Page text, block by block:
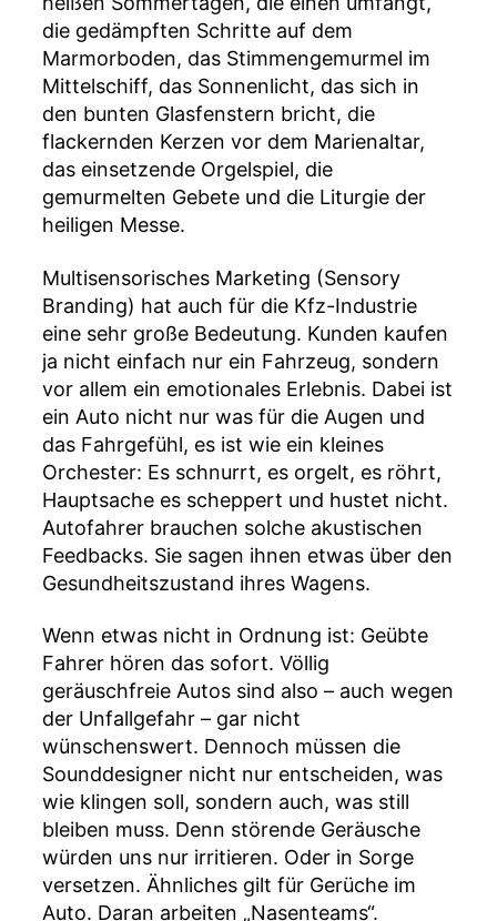
die gedämpften Schritte auf dem
Marmorboden, das Stimmengemurmel im
Mittelschiff, das Sonnenlicht, das sich in
den bunten Glasfenstern bricht, die
flackernden Kerzen vor dem Marienaltar,
das einsetzende Orgelspiel, die
gemurmelten Gebete und die Liturgie der
heiligen Messe.
Multisensorisches Marketing (Sensory
Branding) hat auch für die Kfz-Industrie
eine sehr große Bedeutung. Kunden kaufen
ja nicht einfach nur ein Fahrzeug, sondern
vor allem ein emotionales Erlebnis. Dabei ist
ein Auto nicht nur was für die Augen und
das Fahrgefühl, es ist wie ein kleines
Orchester: Es schnurrt, es orgelt, es röhrt,
Hauptsache es scheppert und hustet nicht.
Autofahrer brauchen solche akustischen
Feedbacks. Sie sagen ihnen etwas über den
Gesundheitszustand ihres Wagens.
Wenn etwas nicht in Ordnung ist: Geübte
Fahrer hören das sofort. Völlig
geräuschfreie Autos sind also – auch wegen
der Unfallgefahr – gar nicht
wünschenswert. Dennoch müssen die
Sounddesigner nicht nur entscheiden, was
wie klingen soll, sondern auch, was still
bleiben muss. Denn störende Geräusche
würden uns nur irritieren. Oder in Sorge
versetzen. Ähnliches gilt für Gerüche im
Auto. Daran arbeiten „Nasenteams“.